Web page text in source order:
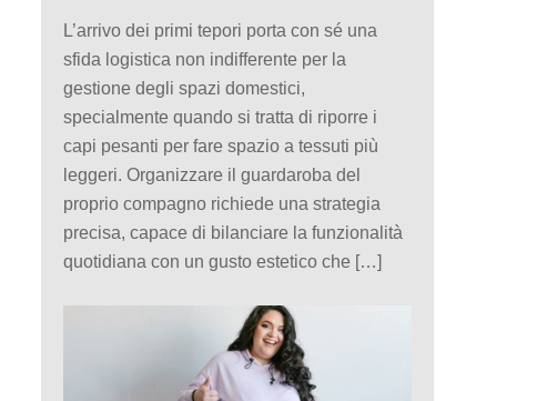
L’arrivo dei primi tepori porta con sé una
sfida logistica non indifferente per la
gestione degli spazi domestici,
specialmente quando si tratta di riporre i
capi pesanti per fare spazio a tessuti più
leggeri. Organizzare il guardaroba del
proprio compagno richiede una strategia
precisa, capace di bilanciare la funzionalità
quotidiana con un gusto estetico che […]